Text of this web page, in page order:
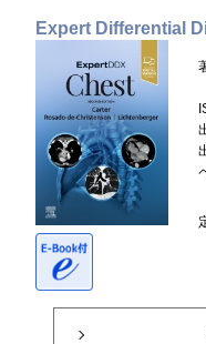
Expert Differential